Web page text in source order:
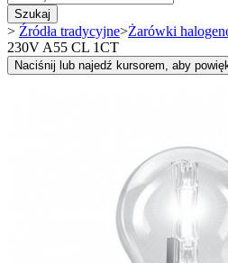
Szukaj
> Źródła tradycyjne>Żarówki
230V A55 CL 1CT
Naciśnij lub najedź kursorem, aby